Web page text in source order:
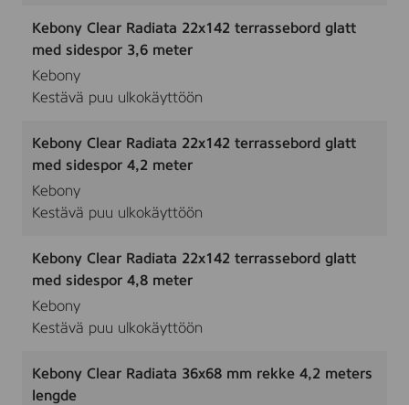
Kebony Clear Radiata 22x142 terrassebord glatt
med sidespor 3,6 meter
Kebony
Kestävä puu ulkokäyttöön
Kebony Clear Radiata 22x142 terrassebord glatt
med sidespor 4,2 meter
Kebony
Kestävä puu ulkokäyttöön
Kebony Clear Radiata 22x142 terrassebord glatt
med sidespor 4,8 meter
Kebony
Kestävä puu ulkokäyttöön
Kebony Clear Radiata 36x68 mm rekke 4,2 meters
lengde